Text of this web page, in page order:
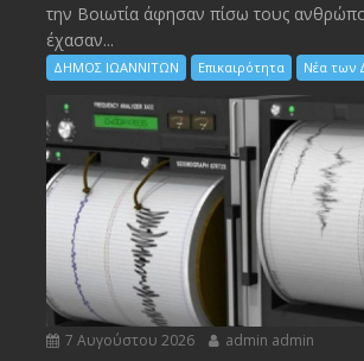
την Bοιωτία άφησαν πίσω τους
έχασαν...
ΔΗΜΟΣ ΙΩΑΝΝΙΤΩΝ Επικαιρότητα Νέα των
7 Αυγούστου 2026 admin admin